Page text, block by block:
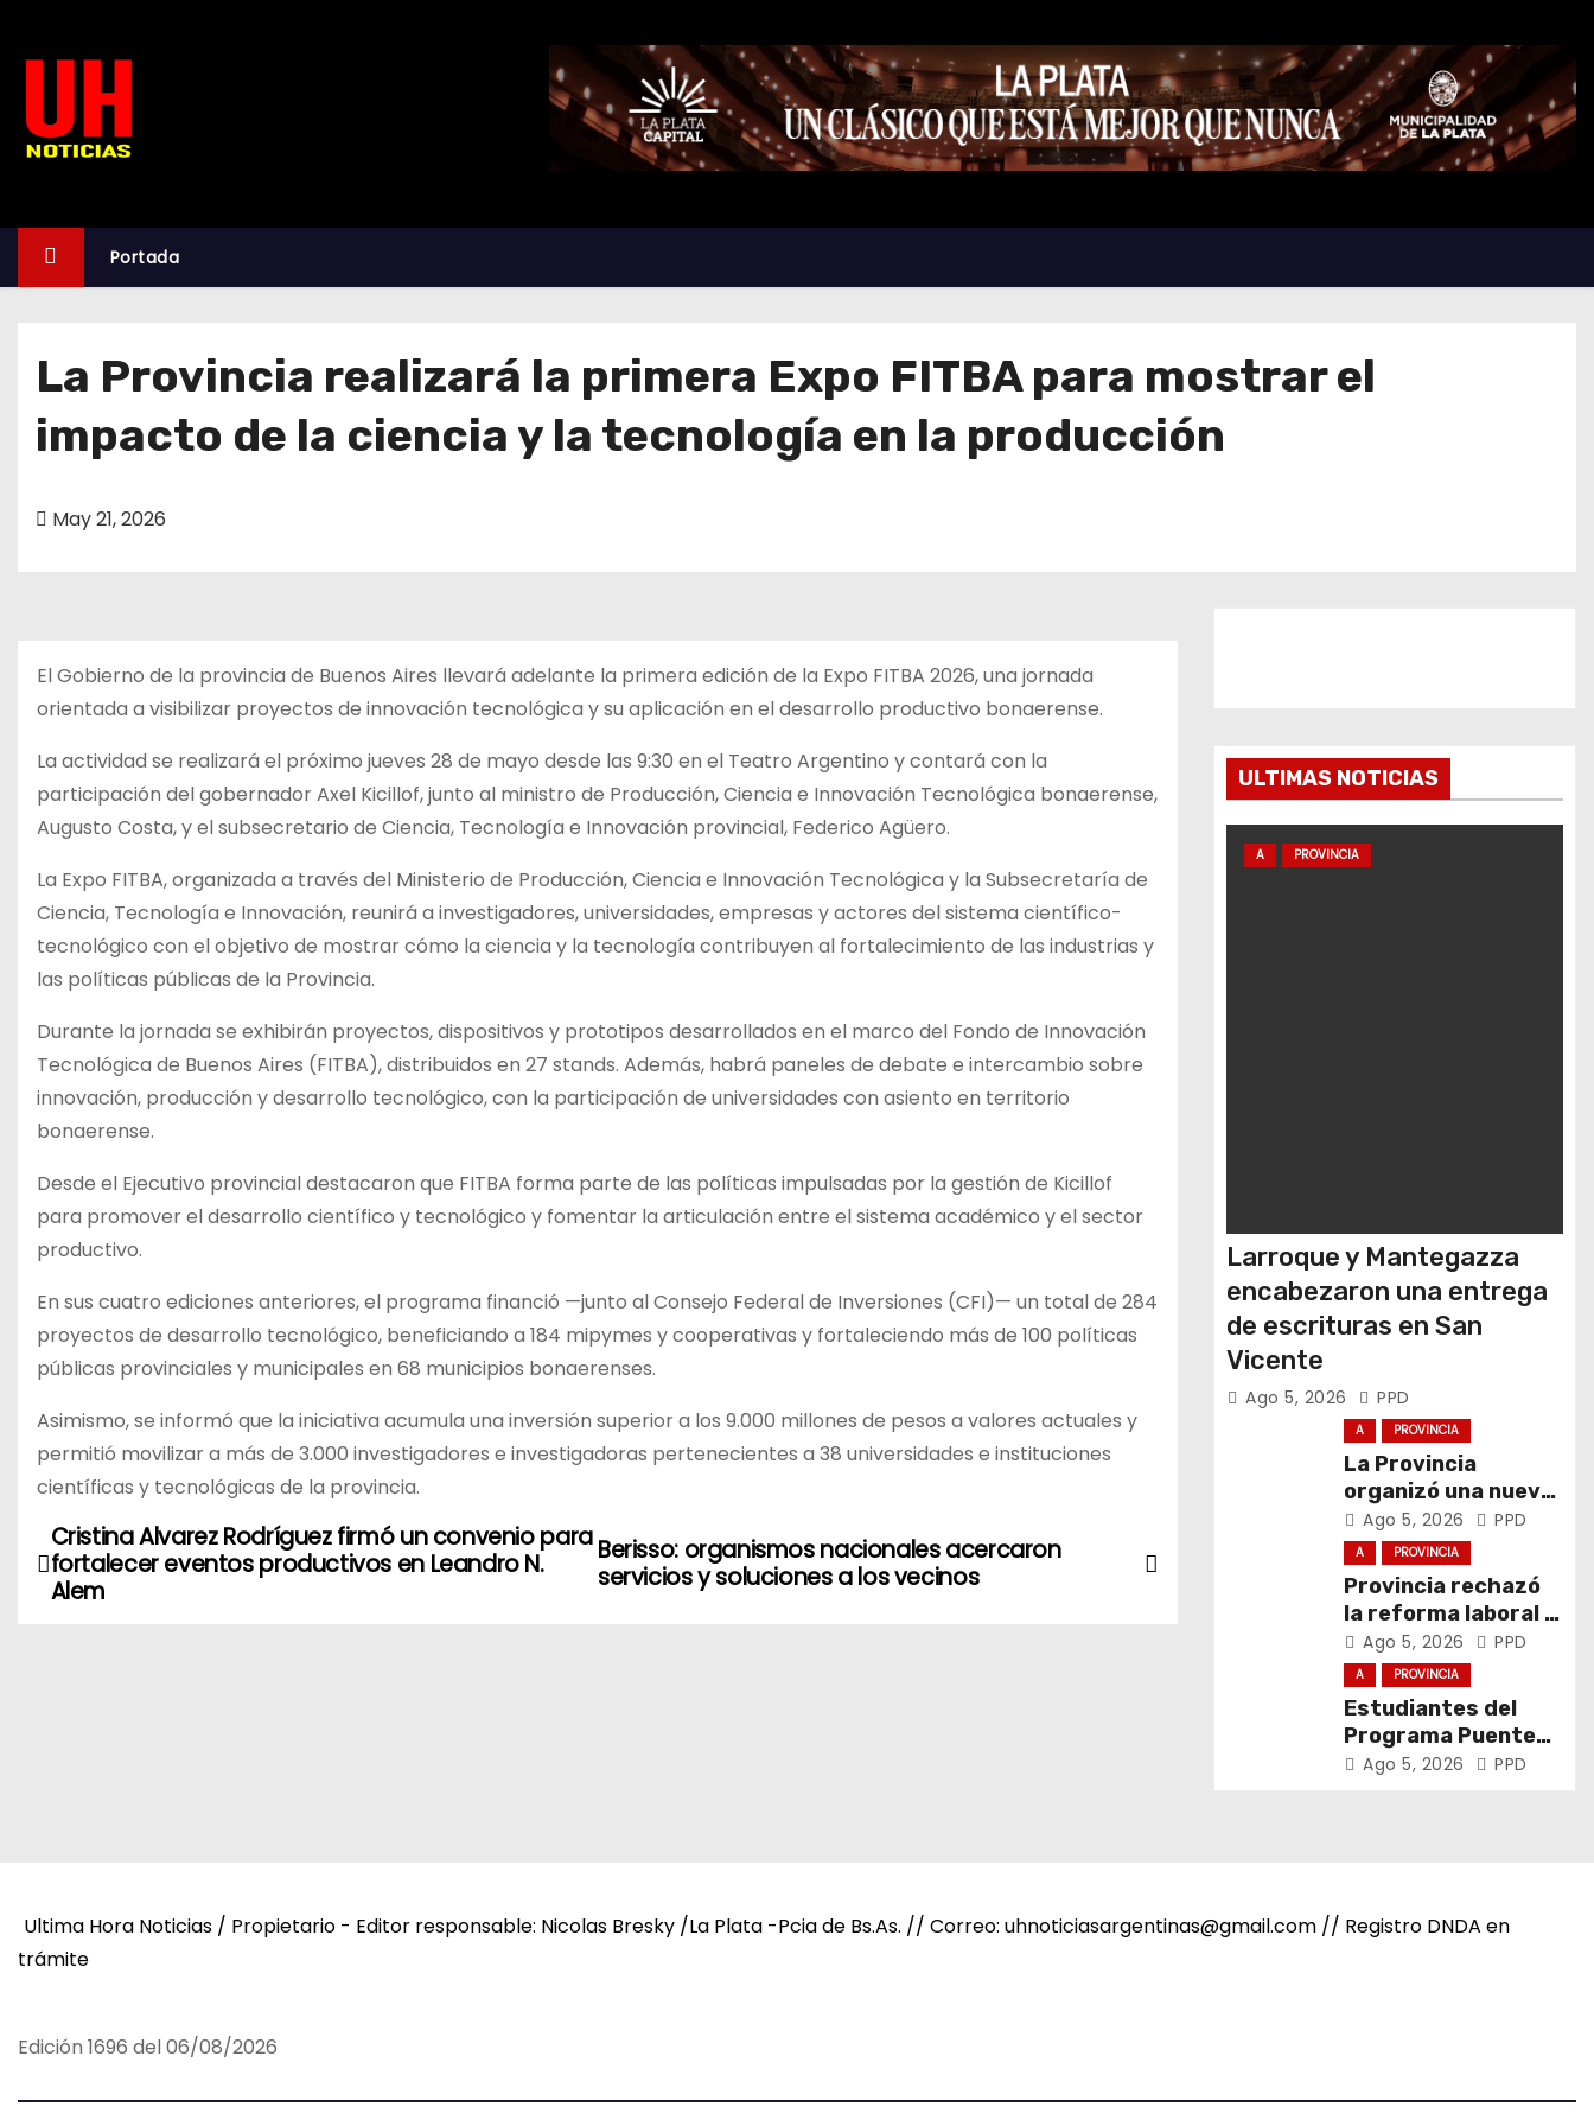
n
Portada
La Provincia realizará la primera Expo FITBA para mostrar el
impacto de la ciencia y la tecnología en la producción
May 21, 2026
El Gobierno de la provincia de Buenos Aires llevará adelante la primera edición de la Expo FITBA 2026, una jornada
orientada a visibilizar proyectos de innovación tecnológica y su aplicación en el desarrollo productivo bonaerense.
La actividad se realizará el próximo jueves 28 de mayo desde las 9:30 en el Teatro Argentino y contará con la
participación del gobernador Axel Kicillof, junto al ministro de Producción, Ciencia e Innovación Tecnológica bonaerense,
Augusto Costa, y el subsecretario de Ciencia, Tecnología e Innovación provincial, Federico Agüero.
La Expo FITBA, organizada a través del Ministerio de Producción, Ciencia e Innovación Tecnológica y la Subsecretaría de
Ciencia, Tecnología e Innovación, reunirá a investigadores, universidades, empresas y actores del sistema científico-
tecnológico con el objetivo de mostrar cómo la ciencia y la tecnología contribuyen al fortalecimiento de las industrias y
las políticas públicas de la Provincia.
Durante la jornada se exhibirán proyectos, dispositivos y prototipos desarrollados en el marco del Fondo de Innovación
Tecnológica de Buenos Aires (FITBA), distribuidos en 27 stands. Además, habrá paneles de debate e intercambio sobre
innovación, producción y desarrollo tecnológico, con la participación de universidades con asiento en territorio
bonaerense.
Desde el Ejecutivo provincial destacaron que FITBA forma parte de las políticas impulsadas por la gestión de Kicillof
para promover el desarrollo científico y tecnológico y fomentar la articulación entre el sistema académico y el sector
productivo.
En sus cuatro ediciones anteriores, el programa financió —junto al Consejo Federal de Inversiones (CFI)— un total de 284
proyectos de desarrollo tecnológico, beneficiando a 184 mipymes y cooperativas y fortaleciendo más de 100 políticas
públicas provinciales y municipales en 68 municipios bonaerenses.
Asimismo, se informó que la iniciativa acumula una inversión superior a los 9.000 millones de pesos a valores actuales y
permitió movilizar a más de 3.000 investigadores e investigadoras pertenecientes a 38 universidades e instituciones
científicas y tecnológicas de la provincia.
N
a
ó
d
e
Berisso: organismos nacionales acercaron
servicios y soluciones a los vecinos
Cristina Alvarez Rodríguez firmó un convenio para
fortalecer eventos productivos en Leandro N.
Alem
ULTIMAS NOTICIAS
A PROVINCIA
Larroque y Mantegazza
encabezaron una entrega
de escrituras en San
Vicente
Ago 5, 2026 PPD
A PROVINCIA
La Provincia
organizó una nueva
Ronda de Negocios
Internacional en
Luján
Ago 5, 2026 PPD
A PROVINCIA
Provincia rechazó
la reforma laboral y
defendió los
derechos de los
trabajadores
Ago 5, 2026 PPD
A PROVINCIA
Estudiantes del
Programa Puentes
visitaron Exactas
Ago 5, 2026 PPD
Ultima Hora Noticias / Propietario - Editor responsable: Nicolas Bresky /La Plata -Pcia de Bs.As. // Correo: uhnoticiasargentinas@gmail.com // Registro DNDA en
trámite
Edición 1696 del 06/08/2026